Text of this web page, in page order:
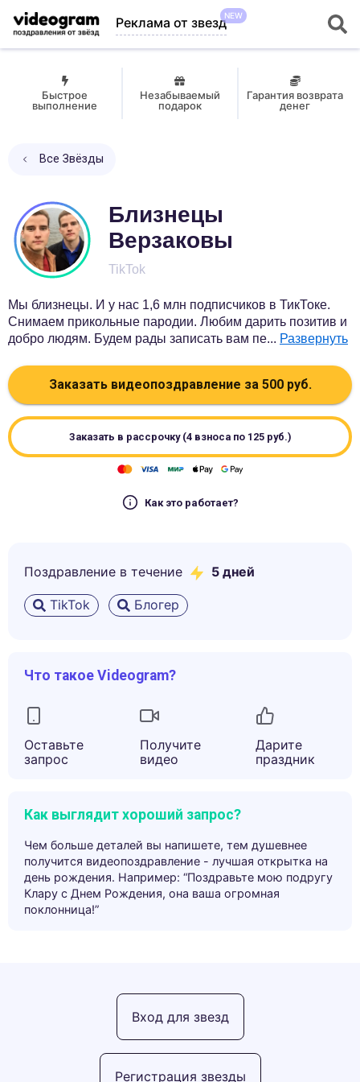
Реклама от звездNEW
Быстрое
выполнение
Незабываемый
подарок
Гарантия возврата
денег
Все Звёзды
Близнецы
Верзаковы
TikTok
Мы близнецы. И у нас 1,6 млн подписчиков в ТикТоке.
Снимаем прикольные пародии. Любим дарить позитив и
добро людям. Будем рады записать вам пе... Развернуть
Заказать видеопоздравление за 500руб.
Заказать в рассрочку (4 взноса по 125руб.)
Как это работает?
Поздравление в течение 5 дней
TikTok Блогер
Что такое Videogram?
Оставьте
запрос
Получите
видео
Дарите
праздник
Как выглядит хороший запрос?
Чем больше деталей вы напишете, тем душевнее
получится видеопоздравление - лучшая открытка на
день рождения. Например: “Поздравьте мою подругу
Клару с Днем Рождения, она ваша огромная
поклонница!”
Регистрация звезды
Вход для звезд